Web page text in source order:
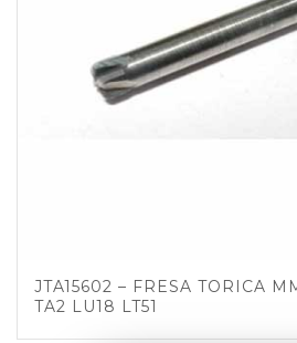
JTA15602 – FRESA TORICA
TA2 LU18 LT51